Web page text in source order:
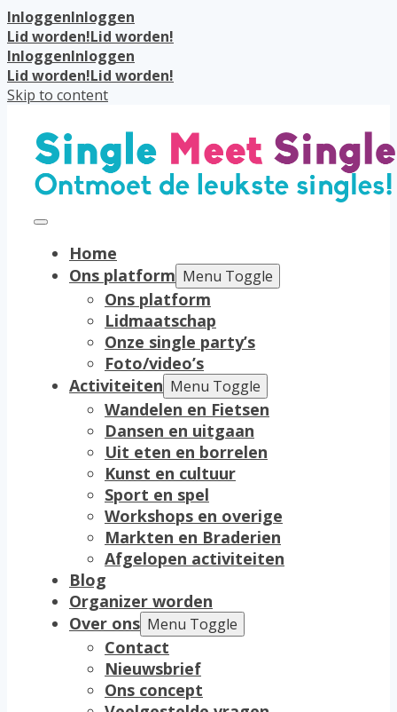
InloggenInloggen
Lid worden!Lid worden!
InloggenInloggen
Lid worden!Lid worden!
Skip to content
Home
Ons platform Menu Toggle
Ons platform
Lidmaatschap
Onze single party’s
Foto/video’s
Activiteiten Menu Toggle
Wandelen en Fietsen
Dansen en uitgaan
Uit eten en borrelen
Kunst en cultuur
Sport en spel
Workshops en overige
Markten en Braderien
Afgelopen activiteiten
Blog
Organizer worden
Over ons Menu Toggle
Contact
Nieuwsbrief
Ons concept